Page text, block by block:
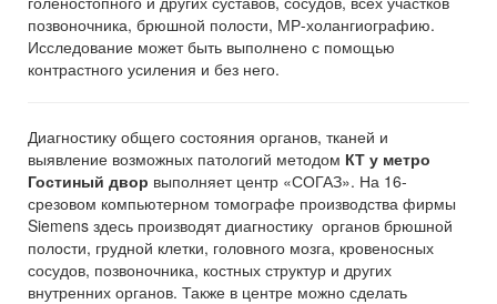
позвоночника, брюшной полости, МР-холангиографию.
Исследование может быть выполнено с помощью
контрастного усиления и без него.
Диагностику общего состояния органов, тканей и
выявление возможных патологий методом КТ у метро
Гостиный двор выполняет центр «СОГАЗ». На 16-
срезовом компьютерном томографе производства фирмы
Siemens здесь производят диагностику органов брюшной
полости, грудной клетки, головного мозга, кровеносных
сосудов, позвоночника, костных структур и других
внутренних органов. Также в центре можно сделать